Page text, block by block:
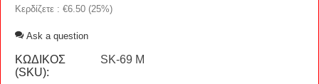
Κερδίζετε : €6.50 (25%)
Ask a question
ΚΩΔΙΚΟΣ
(SKU):
SK-69 M